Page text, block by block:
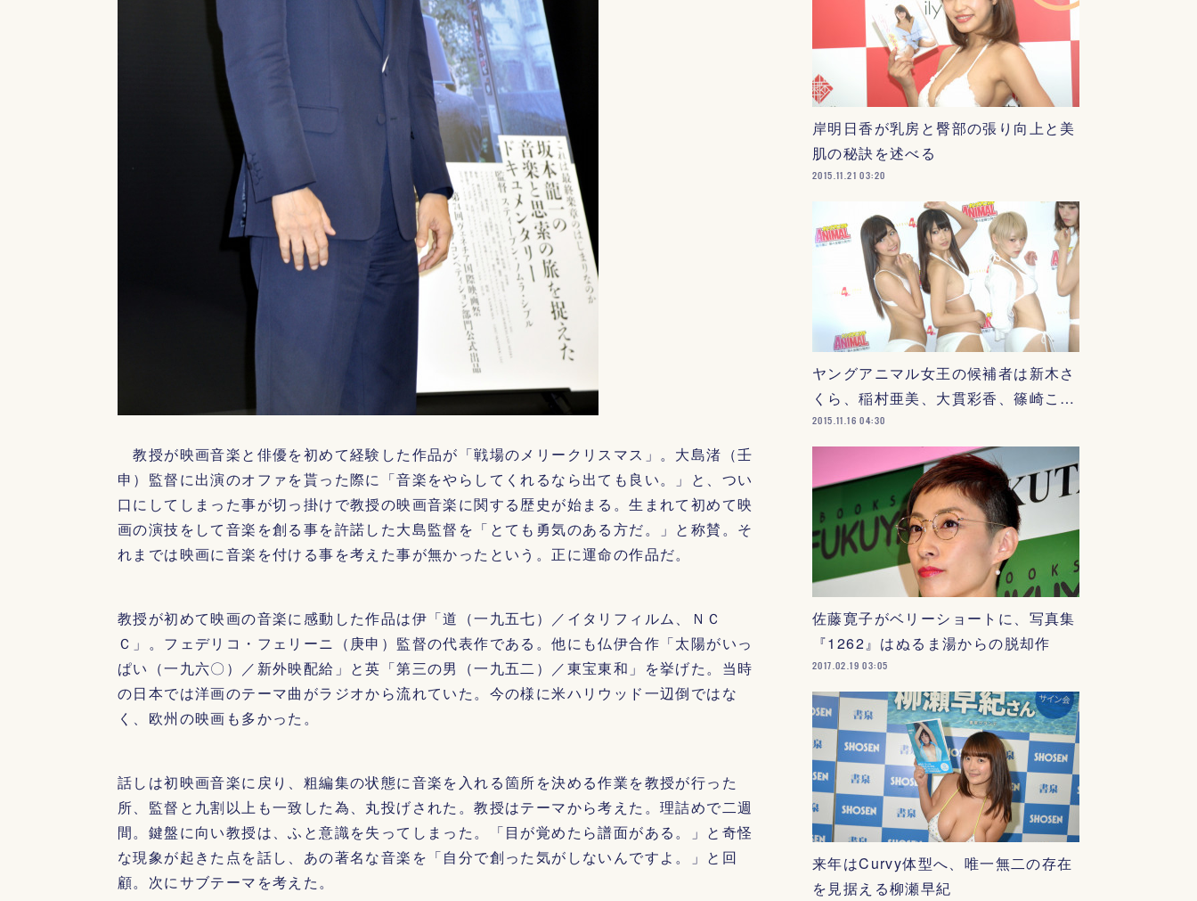
教授が映画音楽と俳優を初めて経験した作品が「戦場のメリークリスマス」。大島渚（壬
申）監督に出演のオファを貰った際に「音楽をやらしてくれるなら出ても良い。」と、つい
口にしてしまった事が切っ掛けで教授の映画音楽に関する歴史が始まる。生まれて初めて映
画の演技をして音楽を創る事を許諾した大島監督を「とても勇気のある方だ。」と称賛。そ
れまでは映画に音楽を付ける事を考えた事が無かったという。正に運命の作品だ。
教授が初めて映画の音楽に感動した作品は伊「道（一九五七）／イタリフィルム、ＮＣ
Ｃ」。フェデリコ・フェリーニ（庚申）監督の代表作である。他にも仏伊合作「太陽がいっ
ぱい（一九六〇）／新外映配給」と英「第三の男（一九五二）／東宝東和」を挙げた。当時
の日本では洋画のテーマ曲がラジオから流れていた。今の様に米ハリウッド一辺倒ではな
く、欧州の映画も多かった。
話しは初映画音楽に戻り、粗編集の状態に音楽を入れる箇所を決める作業を教授が行った
所、監督と九割以上も一致した為、丸投げされた。教授はテーマから考えた。理詰めで二週
間。鍵盤に向い教授は、ふと意識を失ってしまった。「目が覚めたら譜面がある。」と奇怪
な現象が起きた点を話し、あの著名な音楽を「自分で創った気がしないんですよ。」と回
顧。次にサブテーマを考えた。
岸明日香が乳房と臀部の張り向上と美
肌の秘訣を述べる
2015.11.21 03:20
ヤングアニマル女王の候補者は新木さ
くら、稲村亜美、大貫彩香、篠崎こ…
2015.11.16 04:30
佐藤寛子がベリーショートに、写真集
『1262』はぬるま湯からの脱却作
2017.02.19 03:05
来年はCurvy体型へ、唯一無二の存在
を見据える柳瀬早紀